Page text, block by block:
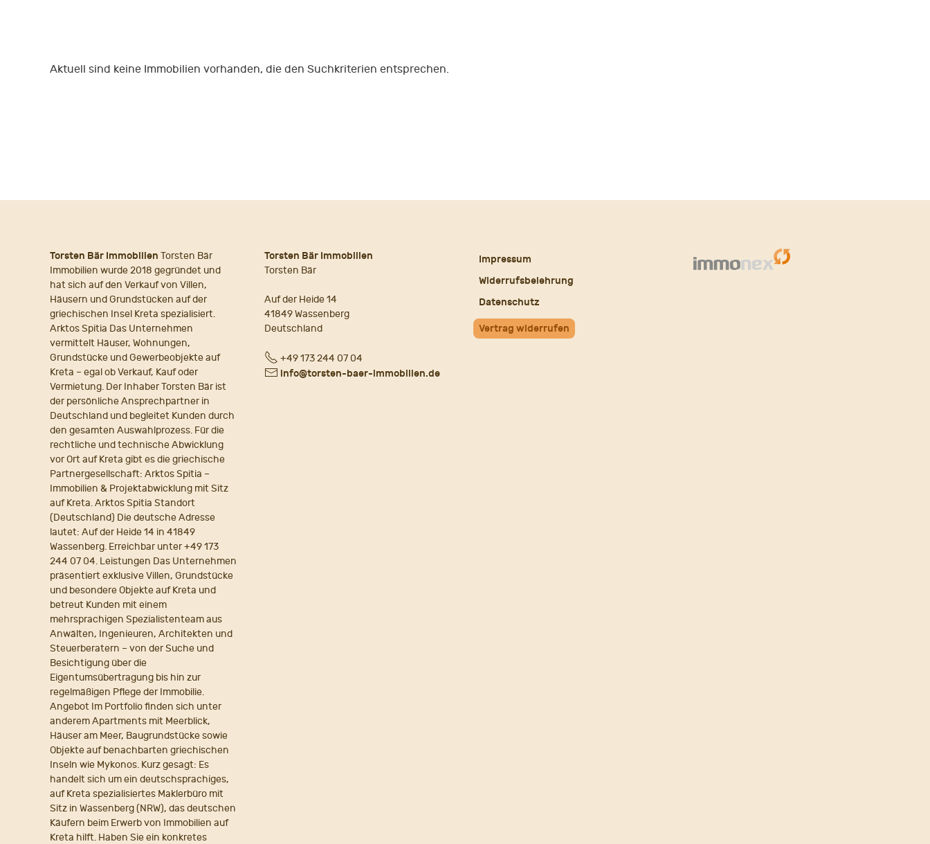
Aktuell sind keine Immobilien vorhanden, die den Suchkriterien entsprechen.
Torsten Bär Immobilien Torsten Bär
Immobilien wurde 2018 gegründet und
hat sich auf den Verkauf von Villen,
Häusern und Grundstücken auf der
griechischen Insel Kreta spezialisiert.
Arktos Spitia Das Unternehmen
vermittelt Häuser, Wohnungen,
Grundstücke und Gewerbeobjekte auf
Kreta – egal ob Verkauf, Kauf oder
Vermietung. Der Inhaber Torsten Bär ist
der persönliche Ansprechpartner in
Deutschland und begleitet Kunden durch
den gesamten Auswahlprozess. Für die
rechtliche und technische Abwicklung
vor Ort auf Kreta gibt es die griechische
Partnergesellschaft: Arktos Spitia –
Immobilien & Projektabwicklung mit Sitz
auf Kreta. Arktos Spitia Standort
(Deutschland) Die deutsche Adresse
lautet: Auf der Heide 14 in 41849
Wassenberg. Erreichbar unter +49 173
244 07 04. Leistungen Das Unternehmen
präsentiert exklusive Villen, Grundstücke
und besondere Objekte auf Kreta und
betreut Kunden mit einem
mehrsprachigen Spezialistenteam aus
Anwälten, Ingenieuren, Architekten und
Steuerberatern – von der Suche und
Besichtigung über die
Eigentumsübertragung bis hin zur
regelmäßigen Pflege der Immobilie.
Angebot Im Portfolio finden sich unter
anderem Apartments mit Meerblick,
Häuser am Meer, Baugrundstücke sowie
Objekte auf benachbarten griechischen
Inseln wie Mykonos. Kurz gesagt: Es
handelt sich um ein deutschsprachiges,
auf Kreta spezialisiertes Maklerbüro mit
Sitz in Wassenberg (NRW), das deutschen
Käufern beim Erwerb von Immobilien auf
Kreta hilft. Haben Sie ein konkretes
Torsten Bär Immobilien
Torsten Bär
Auf der Heide 14
41849 Wassenberg
Deutschland
Fon+49 173 244 07 04
E- info@torsten-baer-immobilien.de
Impressum
Widerrufsbelehrung
Datenschutz
Vertrag widerrufen